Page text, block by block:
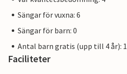
Sängar för vuxna: 6
Sängar för barn: 0
Antal barn gratis (upp till 4 år): 1
Faciliteter